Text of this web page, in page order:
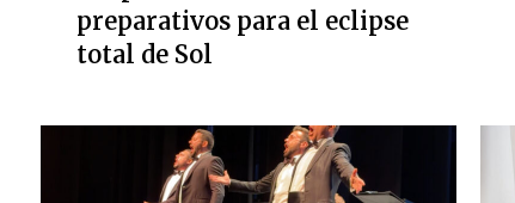
preparativos para el eclipse
total de Sol